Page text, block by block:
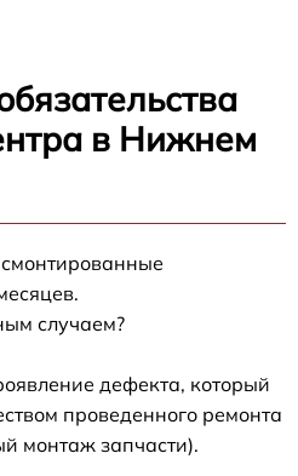
в Нижнем
случаем?
дефекта, который
проведенного ремонта
монтаж запчасти).